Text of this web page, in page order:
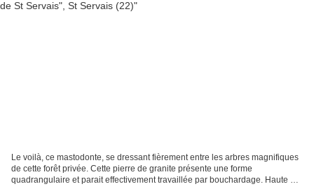
Le voilà, ce mastodonte, se dressant fièrement entre les arbres magnifiques
de cette forêt privée. Cette pierre de granite présente une forme
quadrangulaire et parait effectivement travaillée par bouchardage. Haute de